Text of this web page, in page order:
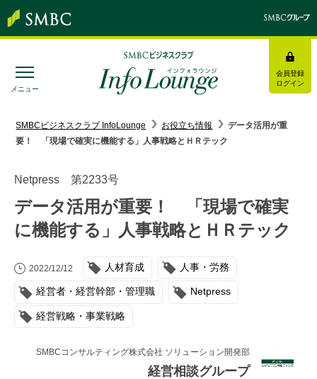
メニュー
会員登録
ログイン
みんなの研修
トピックス＆インフォメーション
お役立ち情報
インタビュー・レポート
イベント・セミナー
SMBCビジネスクラブ InfoLounge お役立ち情報
データ活用が重
要！ 「現場で確実に機能する」人事戦略とＨＲテック
Netpress 第2233号
データ活用が重要！ 「現場で確実
に機能する」人事戦略とＨＲテック
2022/12/12 人材育成 人事・労務
経営者・経営幹部・管理職 Netpress
経営戦略・事業戦略
SMBCコンサルティング株式会社 ソリューション開発部
経営相談グループ